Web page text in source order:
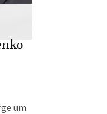
um